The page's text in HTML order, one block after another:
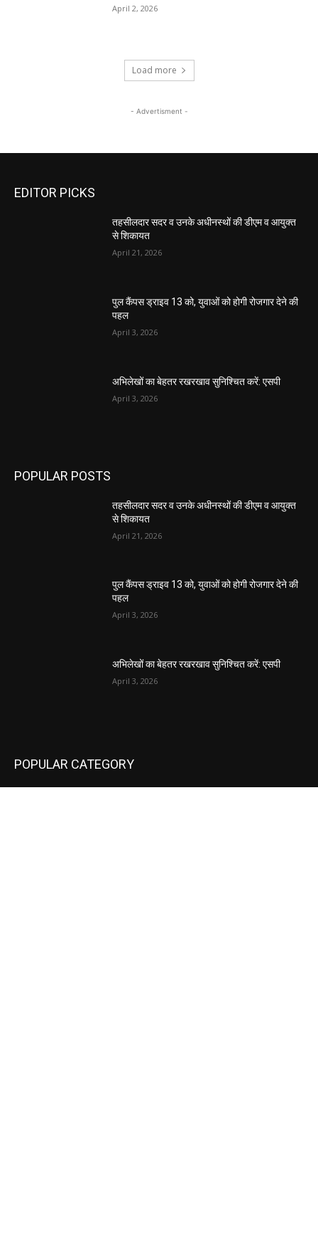
April 2, 2026
Load more
- Advertisment -
EDITOR PICKS
तहसीलदार सदर व उनके अधीनस्थों की डीएम व आयुक्त
से शिकायत
April 21, 2026
पुल कैंपस ड्राइव 13 को, युवाओं को होगी रोजगार देने की
पहल
April 3, 2026
अभिलेखों का बेहतर रखरखाव सुनिश्चित करें: एसपी
April 3, 2026
POPULAR POSTS
तहसीलदार सदर व उनके अधीनस्थों की डीएम व आयुक्त
से शिकायत
April 21, 2026
पुल कैंपस ड्राइव 13 को, युवाओं को होगी रोजगार देने की
पहल
April 3, 2026
अभिलेखों का बेहतर रखरखाव सुनिश्चित करें: एसपी
April 3, 2026
POPULAR CATEGORY